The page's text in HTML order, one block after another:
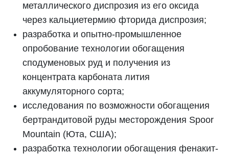
металлического диспрозия из его оксида
через кальциетермию фторида диспрозия;
разработка и опытно-промышленное
опробование технологии обогащения
сподуменовых руд и получения из
концентрата карбоната лития
аккумуляторного сорта;
исследования по возможности обогащения
бертрандитовой руды месторождения Spoor
Mountain (Юта, США);
разработка технологии обогащения фенакит-